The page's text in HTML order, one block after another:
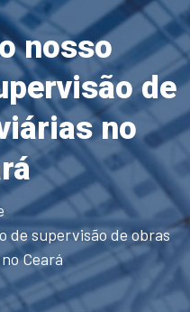
nosso
de
no
de supervisão de obras
Ceará